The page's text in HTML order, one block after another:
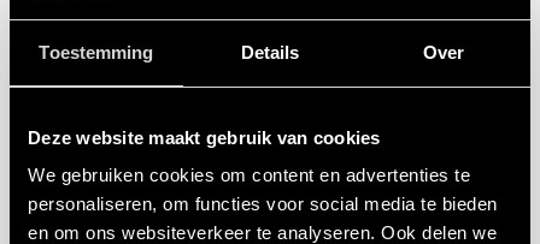
Toestemming Details Over
Deze website maakt gebruik van cookies
We gebruiken cookies om content en advertenties te
personaliseren, om functies voor social media te bieden
en om ons websiteverkeer te analyseren. Ook delen we